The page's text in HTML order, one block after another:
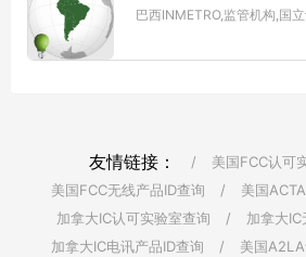
巴西INMETRO,监管机构,国
友情链接： / 美国FCC认可
美国FCC无线产品ID查询
/ 美国
加拿大IC认可实验室查询
/ 加拿大
加拿大IC电讯产品ID查询
/ 美国